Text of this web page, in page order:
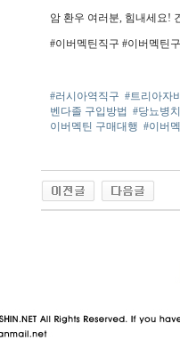
암 환우 여러분, 힘내세요!
#이버멕틴직구 #이버멕틴
#러시아역직구 #트리아자
벤다졸 구입방법 #당뇨병
이버멕틴 구매대행 #이버